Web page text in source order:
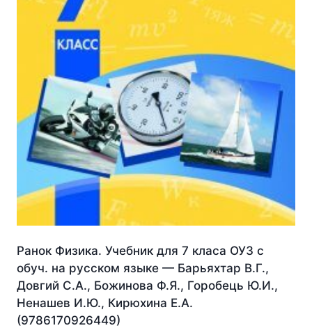
Ранок Физика. Учебник для 7 класа ОУЗ с
обуч. на русском языке — Барьяхтар В.Г.,
Довгий С.А., Божинова Ф.Я., Горобець Ю.И.,
Ненашев И.Ю., Кирюхина Е.А.
(9786170926449)